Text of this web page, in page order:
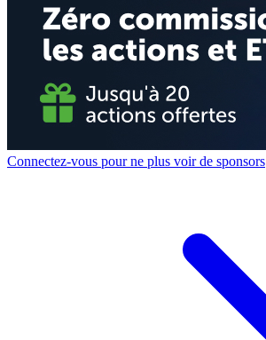
Connectez-vous pour ne plus voir de sponsors